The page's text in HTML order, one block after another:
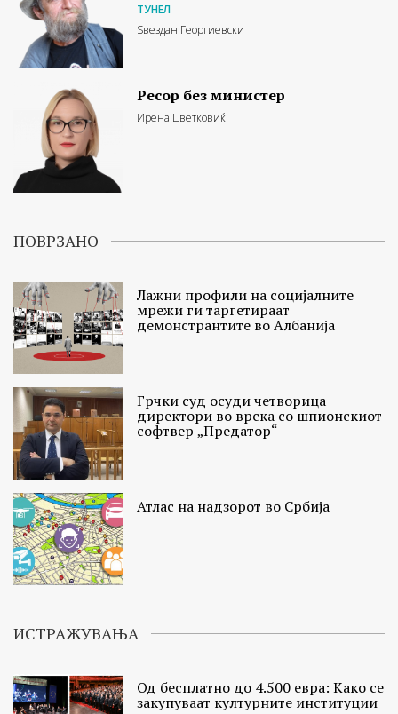
ТУНЕЛ
Ѕвездан Георгиевски
Ресор без министер
Ирена Цветковиќ
ПОВРЗАНО
Лажни профили на социјалните
мрежи ги таргетираат
демонстрантите во Албанија
Грчки суд осуди четворица
директори во врска со шпионскиот
софтвер „Предатор“
Атлас на надзорот во Србија
ИСТРАЖУВАЊА
Од бесплатно до 4.500 евра: Како се
закупуваат културните институции